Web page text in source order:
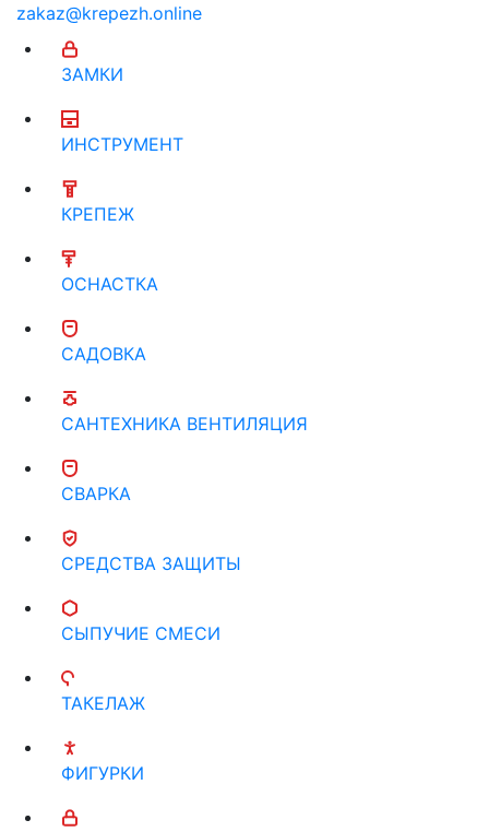
zakaz@krepezh.online
ЗАМКИ
ИНСТРУМЕНТ
КРЕПЕЖ
ОСНАСТКА
САДОВКА
САНТЕХНИКА ВЕНТИЛЯЦИЯ
СВАРКА
СРЕДСТВА ЗАЩИТЫ
СЫПУЧИЕ СМЕСИ
ТАКЕЛАЖ
ФИГУРКИ